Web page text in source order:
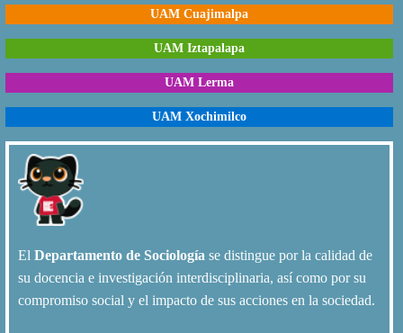
UAM Cuajimalpa
UAM Iztapalapa
UAM Lerma
UAM Xochimilco
El Departamento de Sociología se distingue por la calidad de
su docencia e investigación interdisciplinaria, así como por su
compromiso social y el impacto de sus acciones en la sociedad.